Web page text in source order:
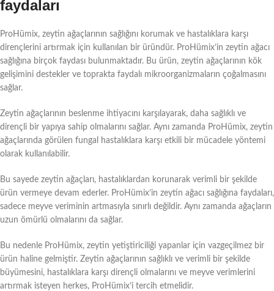
faydaları
ProHümix, zeytin ağaçlarının sağlığını korumak ve hastalıklara karşı
dirençlerini artırmak için kullanılan bir üründür. ProHümix’in zeytin ağacı
sağlığına birçok faydası bulunmaktadır. Bu ürün, zeytin ağaçlarının kök
gelişimini destekler ve toprakta faydalı mikroorganizmaların çoğalmasını
sağlar.
Zeytin ağaçlarının beslenme ihtiyacını karşılayarak, daha sağlıklı ve
dirençli bir yapıya sahip olmalarını sağlar. Aynı zamanda ProHümix, zeytin
ağaçlarında görülen fungal hastalıklara karşı etkili bir mücadele yöntemi
olarak kullanılabilir.
Bu sayede zeytin ağaçları, hastalıklardan korunarak verimli bir şekilde
ürün vermeye devam ederler. ProHümix’in zeytin ağacı sağlığına faydaları,
sadece meyve veriminin artmasıyla sınırlı değildir. Aynı zamanda ağaçların
uzun ömürlü olmalarını da sağlar.
Bu nedenle ProHümix, zeytin yetiştiriciliği yapanlar için vazgeçilmez bir
ürün haline gelmiştir. Zeytin ağaçlarının sağlıklı ve verimli bir şekilde
büyümesini, hastalıklara karşı dirençli olmalarını ve meyve verimlerini
artırmak isteyen herkes, ProHümix’i tercih etmelidir.